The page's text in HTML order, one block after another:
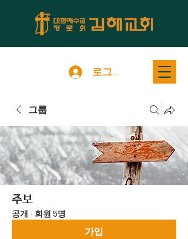
로그인
그룹
주보
공개 · 회원 5명
가입